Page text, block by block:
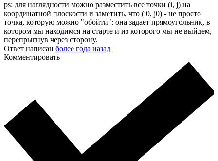
ps: для наглядности можно разместить все точки (i, j) на
координатной плоскости и заметить, что (i0, j0) - не просто
точка, которую можно "обойти": она задает прямоугольник, в
котором мы находимся на старте и из которого мы не выйдем,
перепрыгнув через сторону.
Ответ написан более года назад
Комментировать